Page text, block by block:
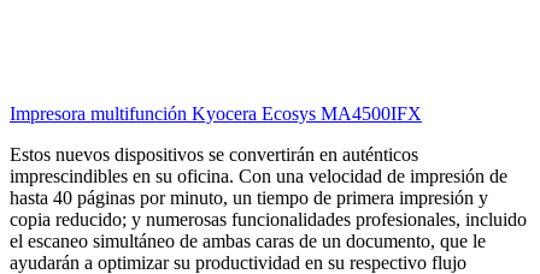
Impresora multifunción Kyocera Ecosys MA4500IFX
Estos nuevos dispositivos se convertirán en auténticos
imprescindibles en su oficina. Con una velocidad de impresión de
hasta 40 páginas por minuto, un tiempo de primera impresión y
copia reducido; y numerosas funcionalidades profesionales, incluido
el escaneo simultáneo de ambas caras de un documento, que le
ayudarán a optimizar su productividad en su respectivo flujo